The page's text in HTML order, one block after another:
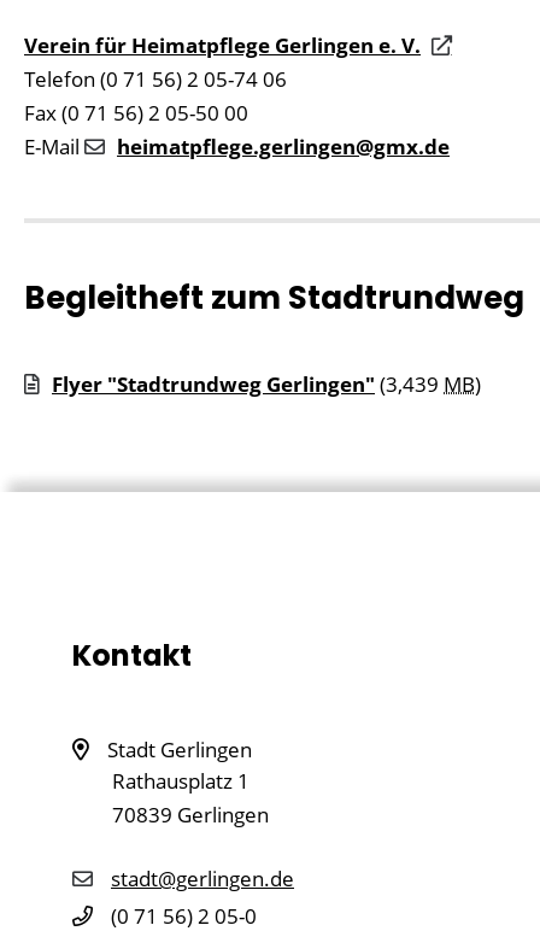
Verein für Heimatpflege Gerlingen e. V.
Telefon (0 71 56) 2 05-74 06
Fax (0 71 56) 2 05-50 00
E-Mail
heimatpflege.gerlingen@gmx.de
Begleitheft zum Stadtrundweg
Flyer "Stadtrundweg Gerlingen" (3,439 MB)
Kontakt
Stadt Gerlingen
Rathausplatz 1
70839 Gerlingen
stadt@gerlingen.de
(0 71 56) 2 05-0